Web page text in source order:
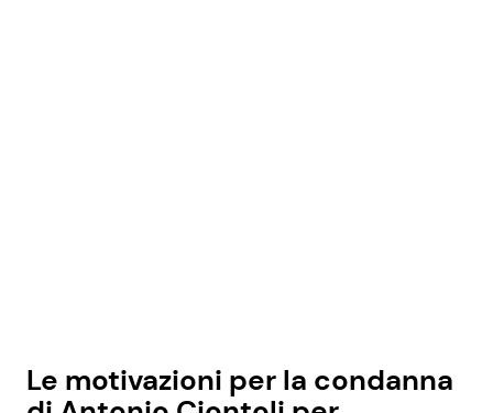
Le motivazioni per la condanna